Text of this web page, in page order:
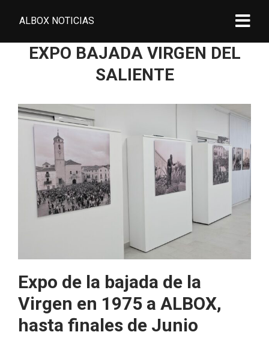
ALBOX NOTICIAS
EXPO BAJADA VIRGEN DEL
SALIENTE
Expo de la bajada de la
Virgen en 1975 a ALBOX,
hasta finales de Junio